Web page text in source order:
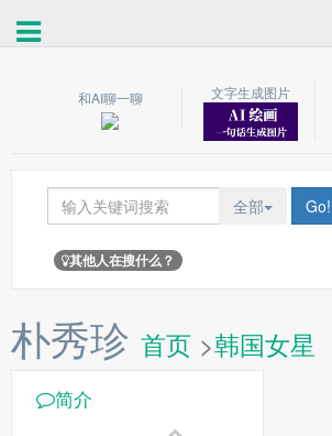
和AI聊一聊
文字生成图片
全部 Go!
其他人在搜什么？
朴秀珍 首页 >韩国女星
简介